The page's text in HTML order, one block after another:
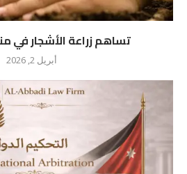
تساهم زراعة الأشجار في
أبريل 2, 2026